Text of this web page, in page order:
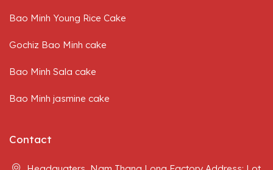
Bao Minh Young Rice Cake
Gochiz Bao Minh cake
Bao Minh Sala cake
Bao Minh jasmine cake
Contact